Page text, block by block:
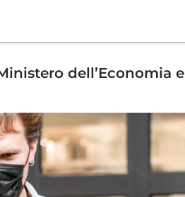
dell’Economia